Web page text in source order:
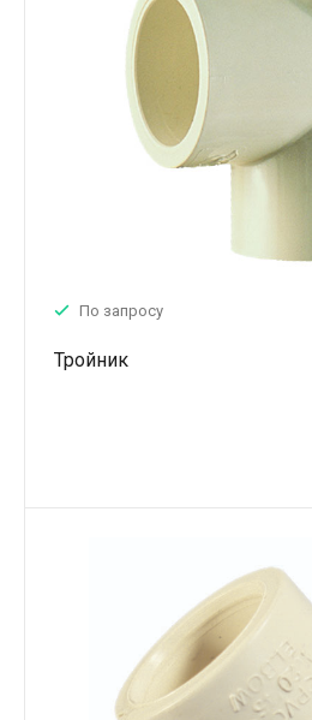
По запросу
Тройник